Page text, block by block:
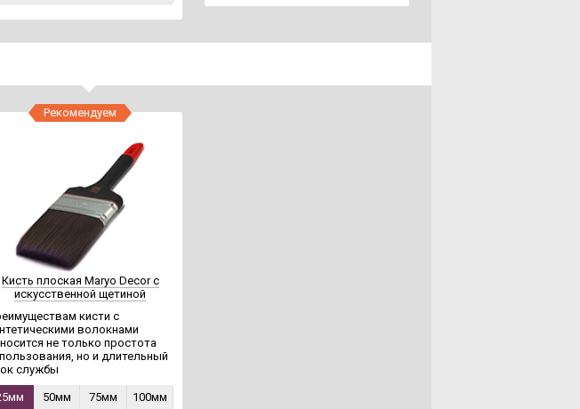
Рекомендуем
Кисть плоская Maryo Decor с
искусственной щетиной
кисти с
волокнами
не только простота
но и длительный
службы
50мм 75мм 100мм